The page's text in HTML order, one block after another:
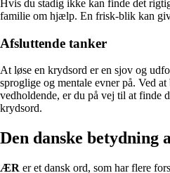
Hvis du stadig ikke kan finde det
familie om hjælp. En frisk-blik kan
Afsluttende tanker
At løse en krydsord er en sjov og
sproglige og mentale evner på. Ved
vedholdende, er du på vej til at finde
krydsord.
Den danske
ÆR er et dansk ord, som har flere